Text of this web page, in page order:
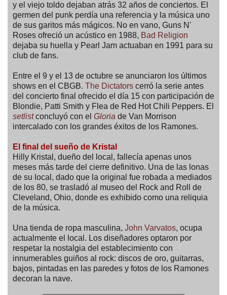
y el viejo toldo dejaban atrás 32 años de conciertos. El
germen del punk perdía una referencia y la música uno
de sus garitos más mágicos. No en vano, Guns N'
Roses ofreció un acústico en 1988, Bad Religion
dejaba su huella y Pearl Jam actuaban en 1991 para su
club de fans.
Entre el 9 y el 13 de octubre se anunciaron los últimos
shows en el CBGB. The Dictators cerró la serie antes
del concierto final ofrecido el día 15 con participación de
Blondie, Patti Smith y Flea de Red Hot Chili Peppers. El
setlistconcluyó con el Gloria de Van Morrison
intercalado con los grandes éxitos de los Ramones.
El final del sueño de Kristal
Hilly Kristal, dueño del local, fallecía apenas unos
meses más tarde del cierre definitivo. Una de las lonas
de su local, dado que la original fue robada a mediados
de los 80, se trasladó al museo del Rock and Roll de
Cleveland, Ohio, donde es exhibido como una reliquia
de la música.
Una tienda de ropa masculina, John Varvatos, ocupa
actualmente el local. Los diseñadores optaron por
respetar la nostalgia del establecimiento con
innumerables guiños al rock: discos de oro, guitarras,
bajos, pintadas en las paredes y fotos de los Ramones
decoran la nave.